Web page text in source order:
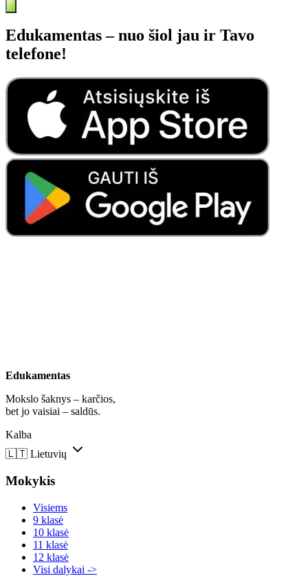
Edukamentas – nuo šiol jau ir Tavo
telefone!
Edukamentas
Mokslo šaknys – karčios,
bet jo vaisiai – saldūs.
Kalba
🇱🇹 Lietuvių
Mokykis
Visiems
9 klasė
10 klasė
11 klasė
12 klasė
Visi dalykai ->